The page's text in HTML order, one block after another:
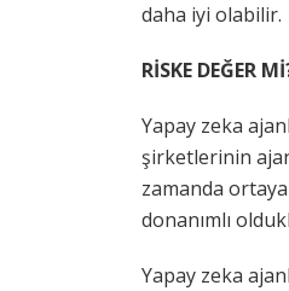
daha iyi olabilir.
RİSKE DEĞER
Yapay zeka
şirketlerinin
zamanda
donanımlı
Yapay zeka